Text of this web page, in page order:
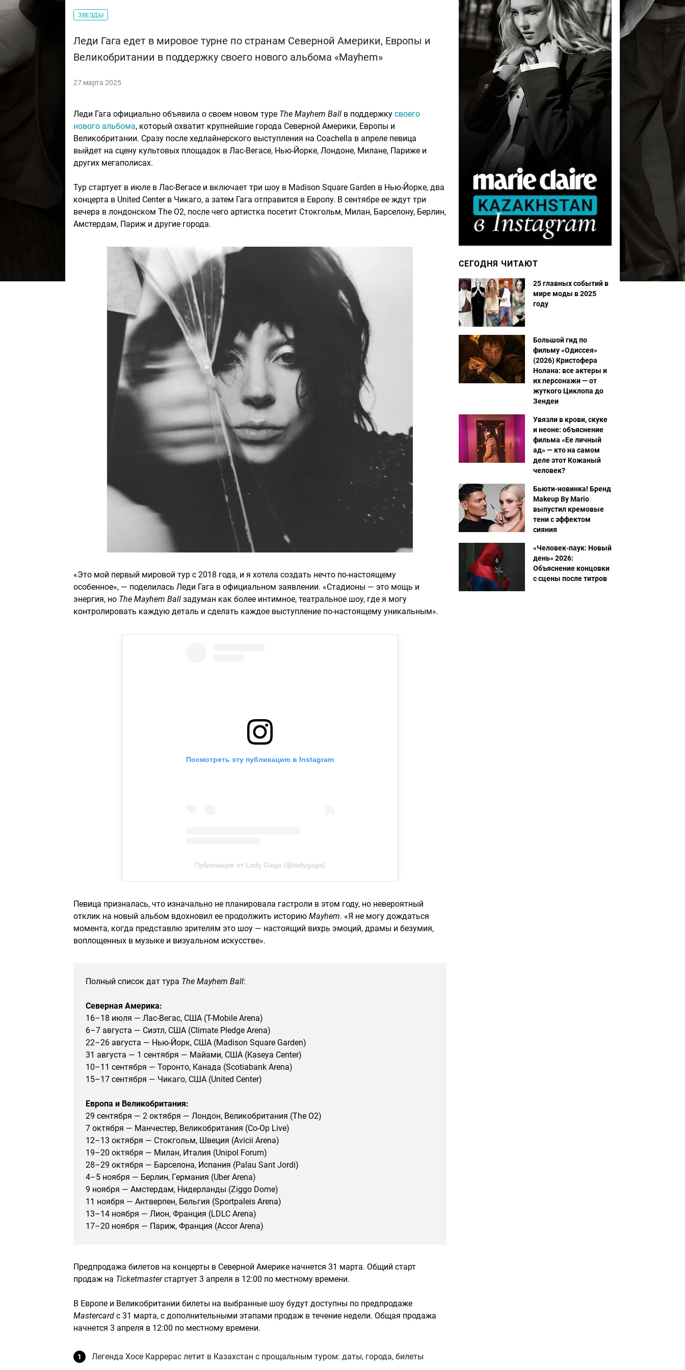
ЗВЕЗДЫ
Леди Гага едет в мировое турне по странам Северной Америки, Европы и
Великобритании в поддержку своего нового альбома «Mayhem»
27 марта 2025
Леди Гага официально объявила о своем новом туре The Mayhem Ball в поддержку своего
нового альбома, который охватит крупнейшие города Северной Америки, Европы и
Великобритании. Сразу после хедлайнерского выступления на Coachella в апреле певица
выйдет на сцену культовых площадок в Лас-Вегасе, Нью-Йорке, Лондоне, Милане, Париже и
других мегаполисах.
Тур стартует в июле в Лас-Вегасе и включает три шоу в Madison Square Garden в Нью-Йорке, два
концерта в United Center в Чикаго, а затем Гага отправится в Европу. В сентябре ее ждут три
вечера в лондонском The O2, после чего артистка посетит Стокгольм, Милан, Барселону, Берлин,
Амстердам, Париж и другие города.
«Это мой первый мировой тур с 2018 года, и я хотела создать нечто по-настоящему
особенное», — поделилась Леди Гага в официальном заявлении. «Стадионы — это мощь и
энергия, но The Mayhem Ball задуман как более интимное, театральное шоу, где я могу
контролировать каждую деталь и сделать каждое выступление по-настоящему уникальным».
Посмотреть эту публикацию в Instagram
Публикация от Lady Gaga (@ladygaga)
Певица призналась, что изначально не планировала гастроли в этом году, но невероятный
отклик на новый альбом вдохновил ее продолжить историю Mayhem. «Я не могу дождаться
момента, когда представлю зрителям это шоу — настоящий вихрь эмоций, драмы и безумия,
воплощенных в музыке и визуальном искусстве».
Полный список дат тура The Mayhem Ball:
Северная Америка:
16–18 июля — Лас-Вегас, США (T-Mobile Arena)
6–7 августа — Сиэтл, США (Climate Pledge Arena)
22–26 августа — Нью-Йорк, США (Madison Square Garden)
31 августа — 1 сентября — Майами, США (Kaseya Center)
10–11 сентября — Торонто, Канада (Scotiabank Arena)
15–17 сентября — Чикаго, США (United Center)
Европа и Великобритания:
29 сентября — 2 октября — Лондон, Великобритания (The O2)
7 октября — Манчестер, Великобритания (Co-Op Live)
12–13 октября — Стокгольм, Швеция (Avicii Arena)
19–20 октября — Милан, Италия (Unipol Forum)
28–29 октября — Барселона, Испания (Palau Sant Jordi)
4–5 ноября — Берлин, Германия (Uber Arena)
9 ноября — Амстердам, Нидерланды (Ziggo Dome)
11 ноября — Антверпен, Бельгия (Sportpaleis Arena)
13–14 ноября — Лион, Франция (LDLC Arena)
17–20 ноября — Париж, Франция (Accor Arena)
Предпродажа билетов на концерты в Северной Америке начнется 31 марта. Общий старт
продаж на Ticketmasterстартует 3 апреля в 12:00 по местному времени.
В Европе и Великобритании билеты на выбранные шоу будут доступны по предпродаже
Mastercard с 31 марта, с дополнительными этапами продаж в течение недели. Общая продажа
начнется 3 апреля в 12:00 по местному времени.
Легенда Хосе Каррерас летит в Казахстан с прощальным туром: даты, города, билеты
СЕГОДНЯ ЧИТАЮТ
25 главных событий в
мире моды в 2025
году
Большой гид по
фильму «Одиссея»
(2026) Кристофера
Нолана: все актеры и
их персонажи — от
жуткого Циклопа до
Зендеи
Увязли в крови, скуке
и неоне: объяснение
фильма «Ее личный
ад» — кто на самом
деле этот Кожаный
человек?
Бьюти-новинка! Бренд
Makeup By Mario
выпустил кремовые
тени с эффектом
сияния
«Человек-паук: Новый
день» 2026:
Объяснение концовки
с сцены после титров